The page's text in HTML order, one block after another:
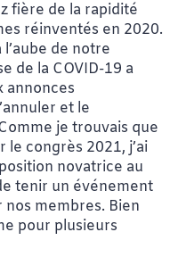
fière de la rapidité
réinventés en 2020.
de notre
de la COVID-19 a
annonces
et le
je trouvais que
le congrès 2021, j’ai
novatrice au
tenir un événement
membres. Bien
pour plusieurs